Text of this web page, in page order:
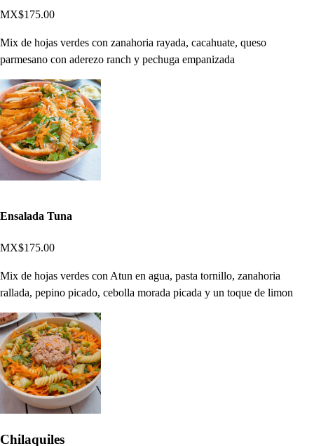
MX$175.00
Mix de hojas verdes con zanahoria rayada, cacahuate, queso
parmesano con aderezo ranch y pechuga empanizada
Ensalada Tuna
MX$175.00
Mix de hojas verdes con Atun en agua, pasta tornillo, zanahoria
rallada, pepino picado, cebolla morada picada y un toque de limon
Chilaquiles